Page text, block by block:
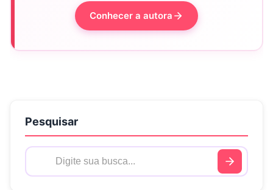
Conhecer a autora
Pesquisar